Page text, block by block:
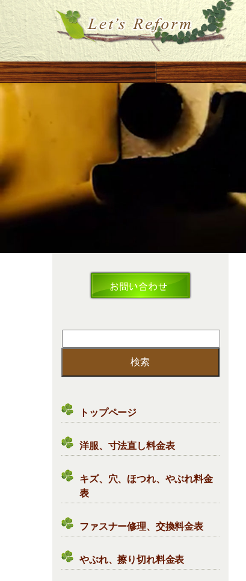
索:
トップページ
洋服、寸法直し料金表
キズ、穴、ほつれ、やぶれ料金
表
ファスナー修理、交換料金表
やぶれ、擦り切れ料金表